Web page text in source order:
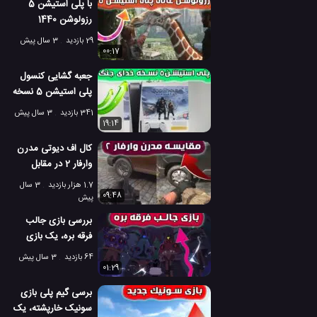
با پلی استیشن 5
رزولوشن 1440
مگاپیکسل را تجربه
29 بازدید
3 سال پیش
00:17
جعبه گشایی کنسول
پلی استیشن 5 نسخه
خدای جنگ
341 بازدید
3 سال پیش
19:14
کال اف دیوتی مدرن
وارفار 2 در مقابل
مدرن وارفار 2019
1.7 هزار بازدید
3 سال
پیش
09:48
بررسی بازی جالب
فرقه بره، یک بازی
بسیار سرگرم کننده
64 بازدید
3 سال پیش
01:29
برسی گیم پلی بازی
سونیک خارپشته، یک